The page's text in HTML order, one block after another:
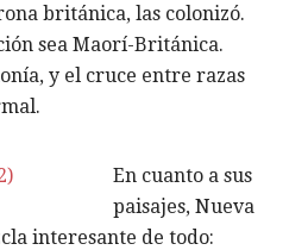
británica, las colonizó.
sea Maorí-Británica.
y el cruce entre razas
En cuanto a sus
paisajes, Nueva
interesante de todo: